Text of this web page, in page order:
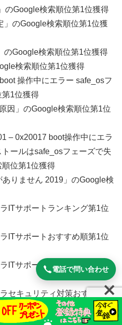
のGoogle検索順位第1位獲得
」のGoogle検索順位第1位獲
のGoogle検索順位第1位獲得
検索順位第1位獲得
操作中にエラー safe_osフ
第1位獲得
因」のGoogle検索順位第1位
– 0x20017 boot操作中にエラ
ールはsafe_osフェーズで失
位第1位獲得
ありません 2019」のGoogle検
ITサポートランキング第1位
ITサポートおすすめ順第1位
ITサポートお気に入り数順第
セキュリティ対策おすすめ順
セキュリティ対策お気に入り
電話で問い合わせ